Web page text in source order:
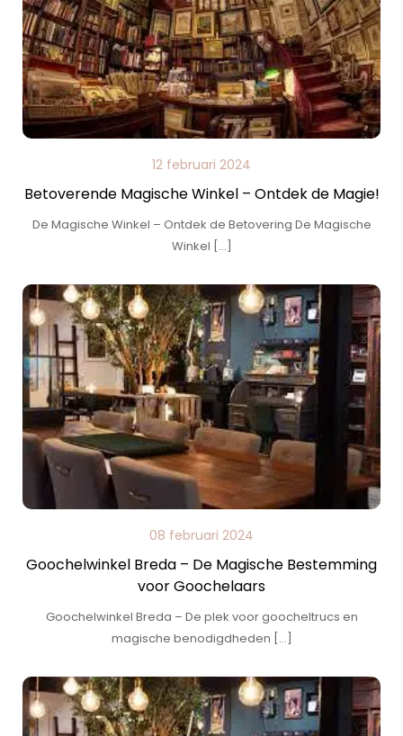
12 februari 2024
Betoverende Magische Winkel – Ontdek de Magie!
De Magische Winkel – Ontdek de Betovering De Magische
Winkel […]
08 februari 2024
Goochelwinkel Breda – De Magische Bestemming
voor Goochelaars
Goochelwinkel Breda – De plek voor goocheltrucs en
magische benodigdheden […]